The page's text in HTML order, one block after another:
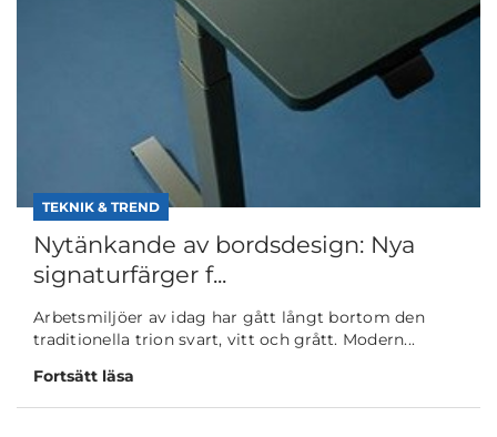
TEKNIK & TREND
Nytänkande av bordsdesign: Nya
signaturfärger f...
Arbetsmiljöer av idag har gått långt bortom den
traditionella trion svart, vitt och grått. Modern...
Fortsätt läsa